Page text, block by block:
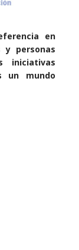
en
y personas
iniciativas
un mundo